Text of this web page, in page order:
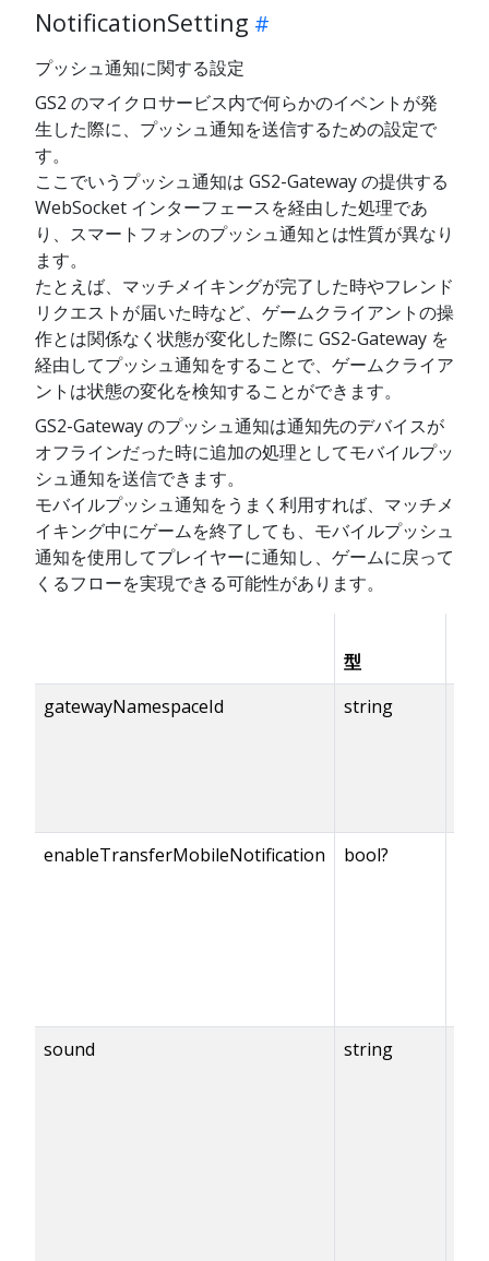
NotificationSetting
プッシュ通知に関する設定
GS2 のマイクロサービス内で何らかのイベントが発
生した際に、プッシュ通知を送信するための設定で
す。
ここでいうプッシュ通知は GS2-Gateway の提供する
WebSocket インターフェースを経由した処理であ
り、スマートフォンのプッシュ通知とは性質が異なり
ます。
たとえば、マッチメイキングが完了した時やフレンド
リクエストが届いた時など、ゲームクライアントの操
作とは関係なく状態が変化した際に GS2-Gateway を
経由してプッシュ通知をすることで、ゲームクライア
ントは状態の変化を検知することができます。
GS2-Gateway のプッシュ通知は通知先のデバイスが
オフラインだった時に追加の処理としてモバイルプッ
シュ通知を送信できます。
モバイルプッシュ通知をうまく利用すれば、マッチメ
イキング中にゲームを終了しても、モバイルプッシュ
通知を使用してプレイヤーに通知し、ゲームに戻って
くるフローを実現できる可能性があります。
型
gatewayNamespaceId
string
enableTransferMobileNotification bool?
sound string